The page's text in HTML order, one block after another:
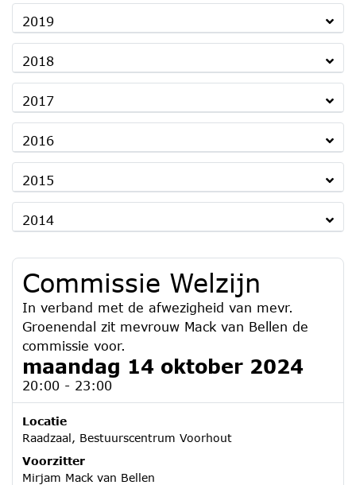
2019
2018
2017
2016
2015
2014
Commissie Welzijn
In verband met de afwezigheid van mevr.
Groenendal zit mevrouw Mack van Bellen de
commissie voor.
maandag 14 oktober 2024
20:00 - 23:00
Locatie
Raadzaal, Bestuurscentrum Voorhout
Voorzitter
Mirjam Mack van Bellen